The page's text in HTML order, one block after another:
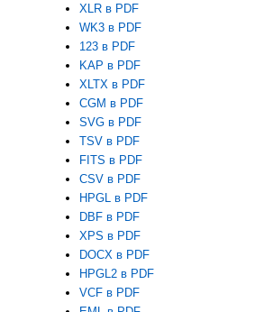
XLR в PDF
WK3 в PDF
123 в PDF
KAP в PDF
XLTX в PDF
CGM в PDF
SVG в PDF
TSV в PDF
FITS в PDF
CSV в PDF
HPGL в PDF
DBF в PDF
XPS в PDF
DOCX в PDF
HPGL2 в PDF
VCF в PDF